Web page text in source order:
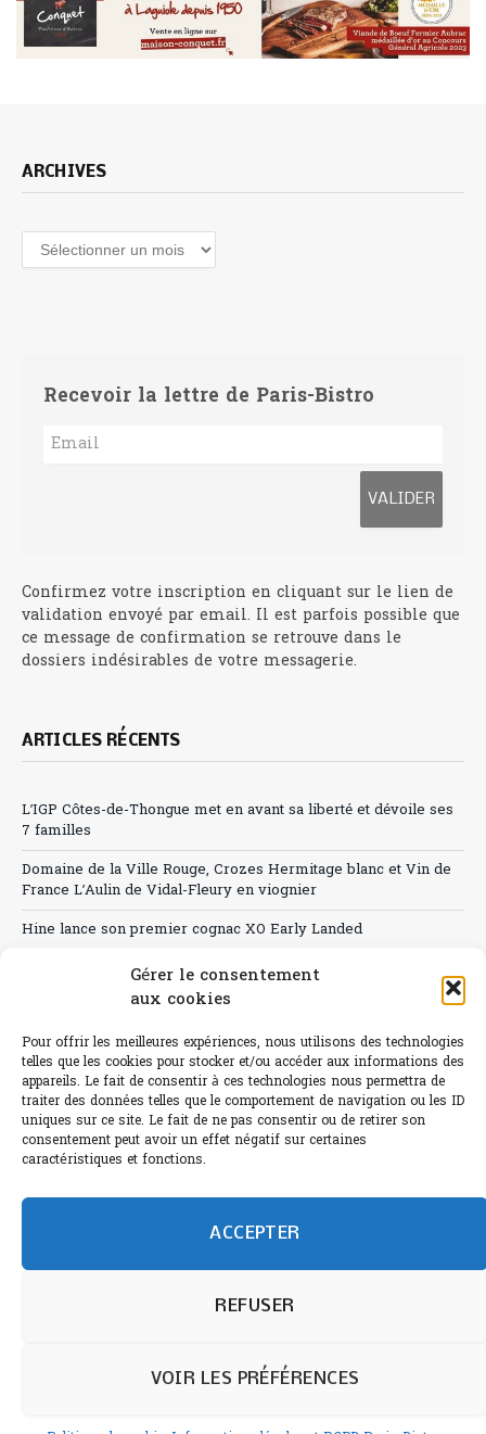
Gérer le consentement
aux cookies
Pour offrir les meilleures expériences, nous utilisons des technologies
telles que les cookies pour stocker et/ou accéder aux informations des
appareils. Le fait de consentir à ces technologies nous permettra de
traiter des données telles que le comportement de navigation ou les ID
uniques sur ce site. Le fait de ne pas consentir ou de retirer son
consentement peut avoir un effet négatif sur certaines
caractéristiques et fonctions.
ACCEPTER
REFUSER
VOIR LES PRÉFÉRENCES
ARCHIVES
Archives
Recevoir la lettre de Paris-Bistro
Confirmez votre inscription en cliquant sur le lien de
validation envoyé par email. Il est parfois possible que
ce message de confirmation se retrouve dans le
dossiers indésirables de votre messagerie.
ARTICLES RÉCENTS
L’IGP Côtes-de-Thongue met en avant sa liberté et dévoile ses
7 familles
Domaine de la Ville Rouge, Crozes Hermitage blanc et Vin de
France L’Aulin de Vidal-Fleury en viognier
Hine lance son premier cognac XO Early Landed
Canicule : A quand le CHR à « l’heure espagnole » ?
Sélection de rosés 2026
L'abus d'alcool est dangereux pour la santé.
humain et 0% IA de Paris Bistro Editions - SARL de Presse -
Informations légales etRGPD